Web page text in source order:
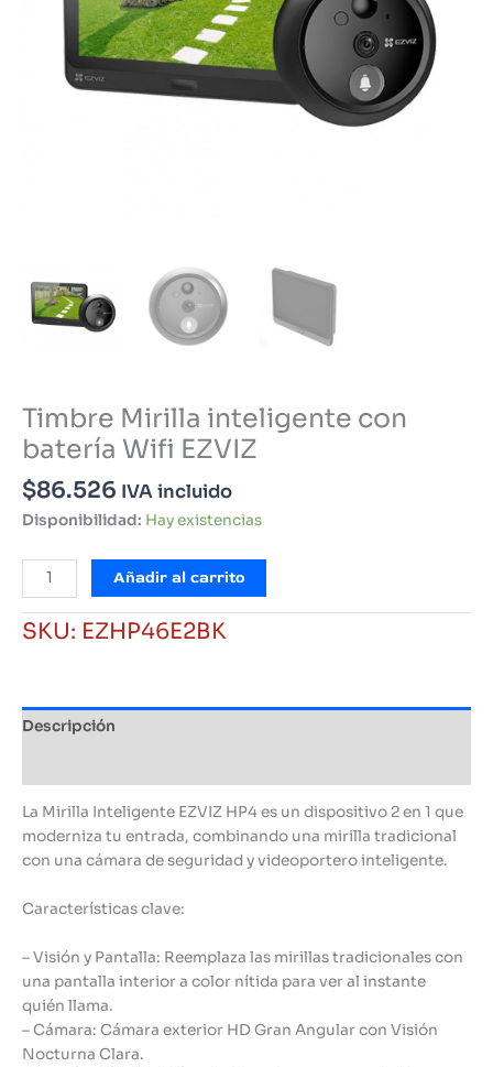
Timbre Mirilla inteligente con
batería Wifi EZVIZ
$86.526 IVA incluido
Disponibilidad: Hay existencias
Timbre
Mirilla
inteligente
con
EZVIZ
cantidad
Añadir al carrito
SKU: EZHP46E2BK
Descripción
La Mirilla Inteligente EZVIZ HP4 es un dispositivo 2 en 1 que
moderniza tu entrada, combinando una mirilla tradicional
con una cámara de seguridad y videoportero inteligente.
Características clave:
– Visión y Pantalla: Reemplaza las mirillas tradicionales con
una pantalla interior a color nítida para ver al instante
quién llama.
– Cámara: Cámara exterior HD Gran Angular con Visión
Nocturna Clara.